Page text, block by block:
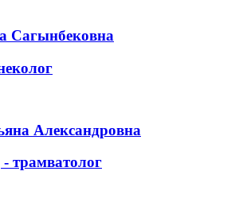
Сагынбековна
Александровна
трамватолог